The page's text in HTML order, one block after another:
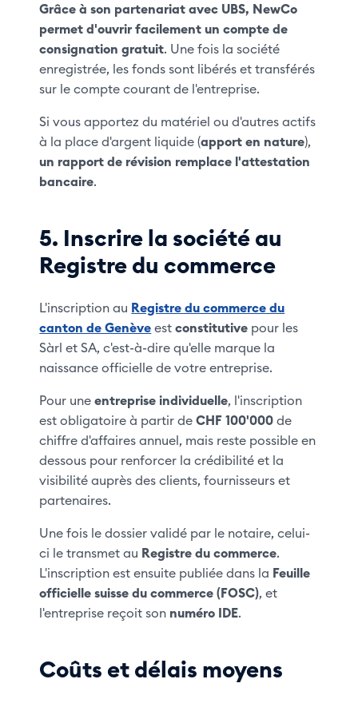
Grâce à son partenariat avec UBS, NewCo
permet d'ouvrir facilement un compte de
consignation gratuit. Une fois la société
enregistrée, les fonds sont libérés et transférés
sur le compte courant de l'entreprise.
Si vous apportez du matériel ou d'autres actifs
à la place d'argent liquide (apport en nature),
un rapport de révision remplace l'attestation
bancaire.
5. Inscrire la société au
Registre du commerce
L'inscription au Registre du commerce du
canton de Genève estconstitutive pour les
Sàrl et SA, c'est-à-dire qu'elle marque la
naissance officielle de votre entreprise.
Pour uneentreprise individuelle, l'inscription
est obligatoire à partir deCHF 100'000 de
chiffre d'affaires annuel, mais reste possible en
dessous pour renforcer la crédibilité et la
visibilité auprès des clients, fournisseurs et
partenaires.
Une fois le dossier validé par le notaire, celui-
ci le transmet au Registre du commerce.
L'inscription est ensuite publiée dans la Feuille
officielle suisse du commerce (FOSC), et
l'entreprise reçoit son numéro IDE.
Coûts et délais moyens